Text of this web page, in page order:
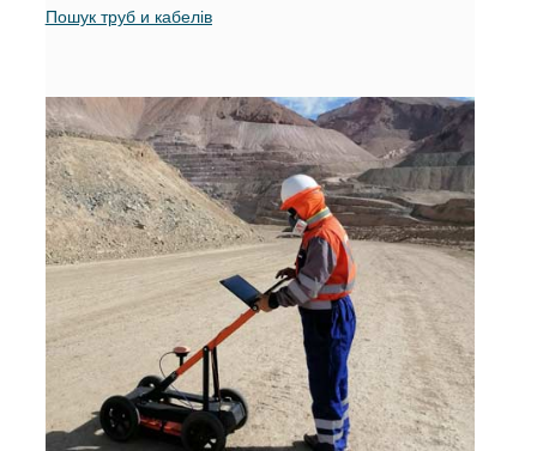
Пошук труб и кабелів